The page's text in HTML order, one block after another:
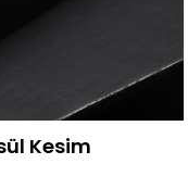
Kesim